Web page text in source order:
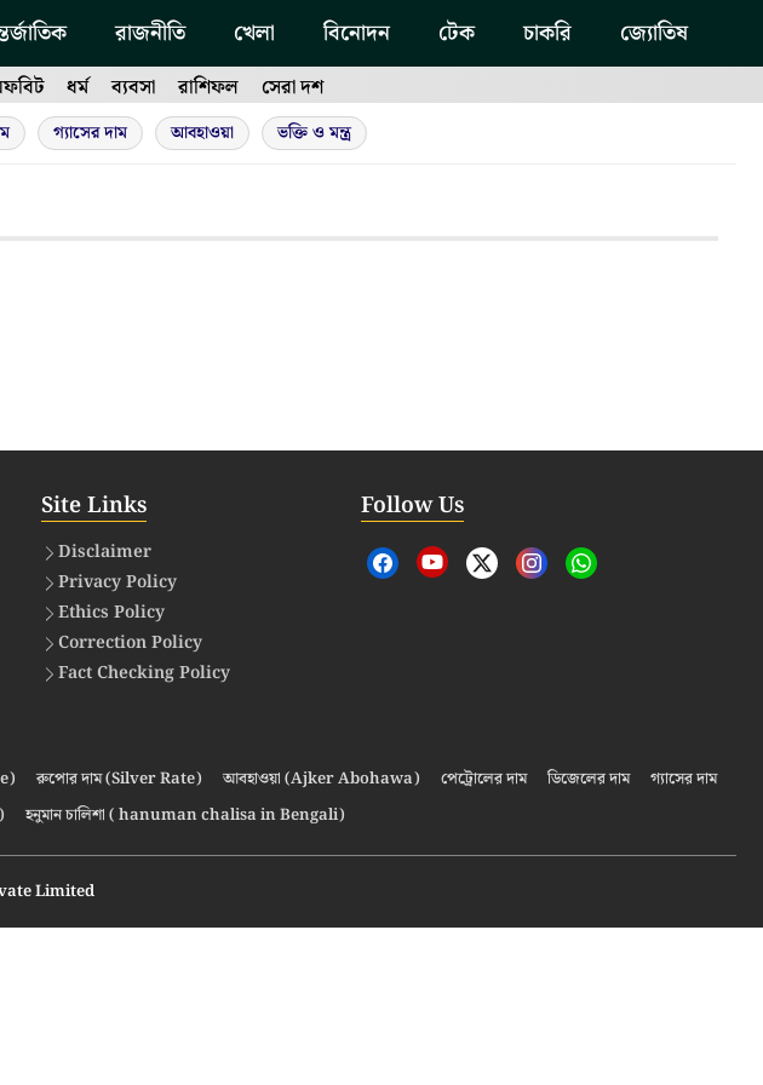
রাজনীতি খেলা বিনোদন টেক চাকরি জ্যোতিষ
ধর্ম ব্যবসা রাশিফল সেরা দশ
গ্যাসের দাম আবহাওয়া ভক্তি ও মন্ত্র
Site Links
Disclaimer
Privacy Policy
Ethics Policy
Correction Policy
Fact Checking Policy
Follow Us
রুপোর দাম (Silver Rate) আবহাওয়া (Ajker Abohawa) পেট্রোলের দাম ডিজেলের দাম
গ্যাসের দাম
হনুমান চালিশা ( hanuman chalisa in Bengali)
Limited